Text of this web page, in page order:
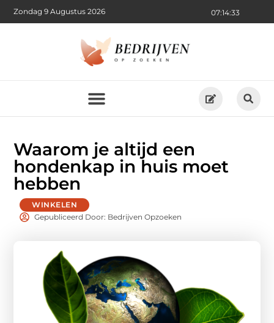
07:14:35
Zondag 9 Augustus 2026
Waarom je altijd een
hondenkap in huis moet
hebben
WINKELEN
Gepubliceerd Door: Bedrijven Opzoeken